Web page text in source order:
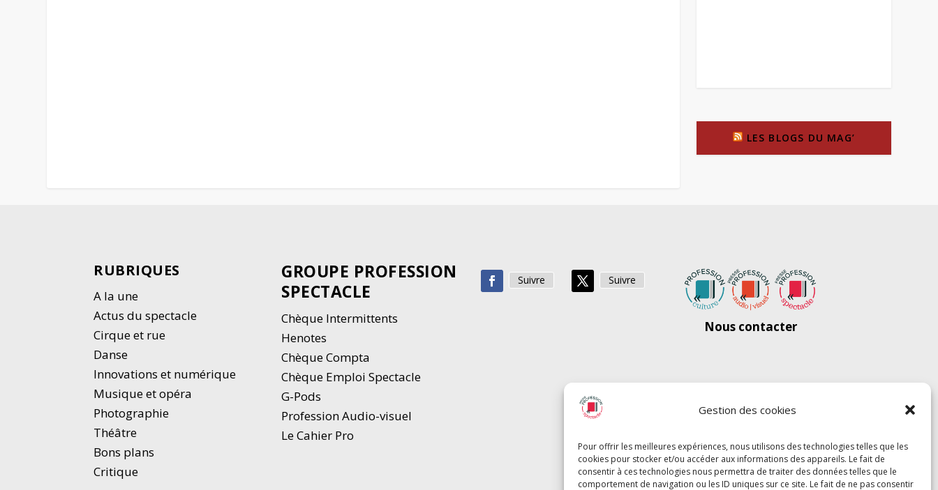
Gestion des cookies
Pour offrir les meilleures expériences, nous utilisons des technologies telles que les
cookies pour stocker et/ou accéder aux informations des appareils. Le fait de
consentir à ces technologies nous permettra de traiter des données telles que le
comportement de navigation ou les ID uniques sur ce site. Le fait de ne pas consentir
LES BLOGS DU MAG’
RUBRIQUES
A la une
Actus du spectacle
Cirque et rue
Danse
Innovations et numérique
Musique et opéra
Photographie
Théâtre
Bons plans
Critique
GROUPE PROFESSION
SPECTACLE
Chèque Intermittents
Henotes
Chèque Compta
Chèque Emploi Spectacle
G-Pods
Profession Audio-visuel
Le Cahier Pro
Suivre Suivre
Nous contacter